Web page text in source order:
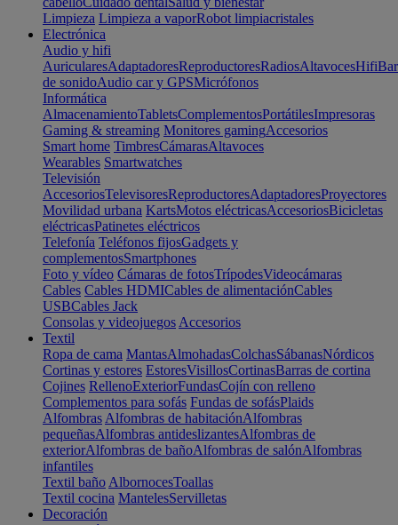
Limpieza Limpieza a vaporRobot limpiacristales
Electrónica
Audio y hifi
AuricularesAdaptadoresReproductoresRadiosAltavocesHifi
de sonidoAudio car y GPSMicrófonos
Informática
AlmacenamientoTabletsComplementosPortátilesImpresoras
Gaming & streaming Monitores gamingAccesorios
Smart home TimbresCámarasAltavoces
Wearables Smartwatches
Televisión
AccesoriosTelevisoresReproductoresAdaptadoresProyectores
Movilidad urbana KartsMotos eléctricasAccesoriosBicicletas
eléctricasPatinetes eléctricos
Telefonía Teléfonos fijosGadgets y
complementosSmartphones
Foto y vídeo Cámaras de fotosTrípodesVideocámaras
Cables Cables HDMICables de alimentaciónCables
USBCables Jack
Consolas y videojuegos Accesorios
Textil
Ropa de cama MantasAlmohadasColchasSábanasNórdicos
Cortinas y estores EstoresVisillosCortinasBarras de cortina
Cojines RellenoExteriorFundasCojín con relleno
Complementos para sofás Fundas de sofásPlaids
Alfombras Alfombras de habitaciónAlfombras
pequeñasAlfombras antideslizantesAlfombras de
exteriorAlfombras de bañoAlfombras de salónAlfombras
infantiles
Textil baño AlbornocesToallas
Textil cocina MantelesServilletas
Decoración